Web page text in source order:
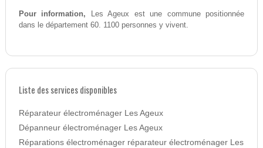
Pour information, Les Ageux est une commune positionnée
dans le département 60. 1100 personnes y vivent.
Liste des services disponibles
Réparateur électroménager Les Ageux
Dépanneur électroménager Les Ageux
Réparations électroménager réparateur électroménager Les